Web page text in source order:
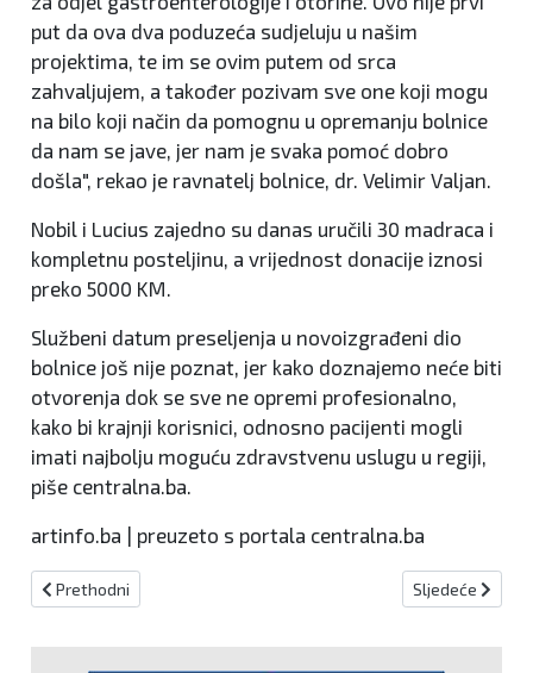
put da ova dva poduzeća sudjeluju u našim
projektima, te im se ovim putem od srca
zahvaljujem, a također pozivam sve one koji mogu
na bilo koji način da pomognu u opremanju bolnice
da nam se jave, jer nam je svaka pomoć dobro
došla", rekao je ravnatelj bolnice, dr. Velimir Valjan.
Nobil i Lucius zajedno su danas uručili 30 madraca i
kompletnu posteljinu, a vrijednost donacije iznosi
preko 5000 KM.
Službeni datum preseljenja u novoizgrađeni dio
bolnice još nije poznat, jer kako doznajemo neće biti
otvorenja dok se sve ne opremi profesionalno,
kako bi krajnji korisnici, odnosno pacijenti mogli
imati najbolju moguću zdravstvenu uslugu u regiji,
piše centralna.ba.
artinfo.ba | preuzeto s portala centralna.ba
Prethodni članak: Kreševo: Federalno ministarstvo kulture i
Prethodni Sljedeći
Sljedeće